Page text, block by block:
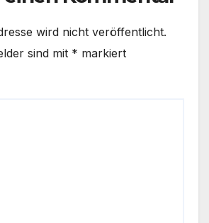
wird nicht veröffentlicht.
sind mit * markiert